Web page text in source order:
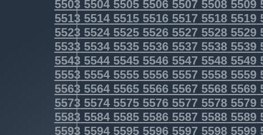
5503550455055506550755085509
5513551455155516551755185519
5523552455255526552755285529
5533553455355536553755385539
5543554455455546554755485549
5553555455555556555755585559
5563556455655566556755685569
5573557455755576557755785579
5583558455855586558755885589
5593559455955596559755985599